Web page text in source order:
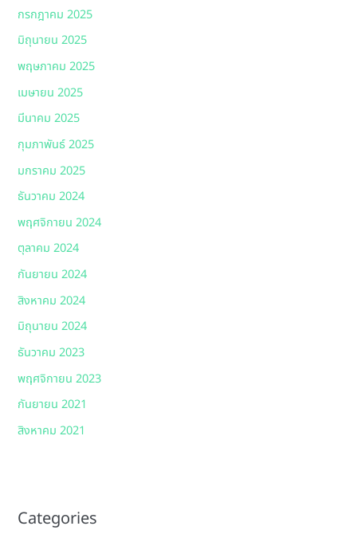
กรกฎาคม 2025
มิถุนายน 2025
พฤษภาคม 2025
เมษายน 2025
มีนาคม 2025
กุมภาพันธ์ 2025
มกราคม 2025
ธันวาคม 2024
พฤศจิกายน 2024
ตุลาคม 2024
กันยายน 2024
สิงหาคม 2024
มิถุนายน 2024
ธันวาคม 2023
พฤศจิกายน 2023
กันยายน 2021
สิงหาคม 2021
Categories